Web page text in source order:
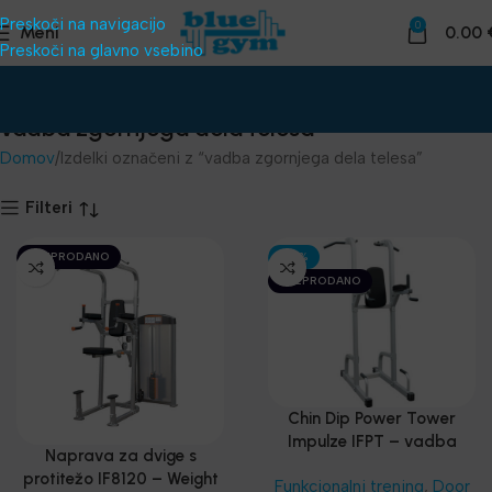
Preskoči na navigacijo
Preskoči na glavno vsebino
Meni 0 0.00
vadba zgornjega dela telesa
Domov Izdelki označeni z “vadba zgornjega dela telesa”
Filteri
RAZPRODANO
Naprava za dvige s
protitežo IF8120 – Weight
-25%
RAZPRODANO
Chin Dip Power Tower
Impulze IFPT – vadba
Funkcionalni trening, Door